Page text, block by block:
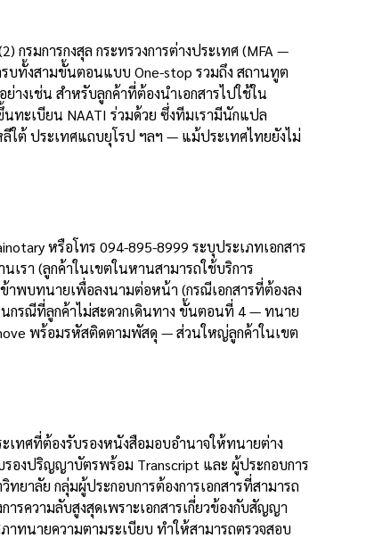
กรมการกงสุล กระทรวงการต่างประเทศ (MFA —
บทั้งสามขั้นตอนแบบ One-stop รวมถึง สถานทูต
งเช่น สำหรับลูกค้าที่ต้องนำเอกสารไปใช้ใน
นทะเบียน NAATI ร่วมด้วย ซึ่งทีมเรามีนักแปล
ใต้ ประเทศแถบยุโรป ฯลฯ — แม้ประเทศไทยยังไม่
หรือโทร 094-895-8999 ระบุประเภทเอกสาร
เรา (ลูกค้าในเขตในหานสามารถใช้บริการ
ข้าพบทนายเพื่อลงนามต่อหน้า (กรณีเอกสารที่ต้องลง
นกรณีที่ลูกค้าไม่สะดวกเดินทาง ขั้นตอนที่ 4 — ทนาย
พร้อมรหัสติดตามพัสดุ — ส่วนใหญ่ลูกค้าในเขต
เทศที่ต้องรับรองหนังสือมอบอำนาจให้ทนายต่าง
รองปริญญาบัตรพร้อม Transcript และ ผู้ประกอบการ
ยาลัย กลุ่มผู้ประกอบการต้องการเอกสารที่สามารถ
รความลับสูงสุดเพราะเอกสารเกี่ยวข้องกับสัญญา
ทนายความตามระเบียบ ทำให้สามารถตรวจสอบ